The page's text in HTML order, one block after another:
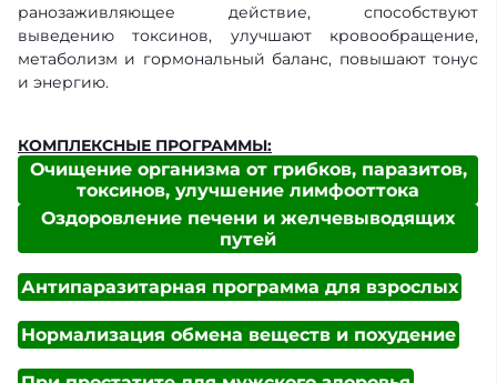
ранозаживляющее действие, способствуют
выведению токсинов, улучшают кровообращение,
метаболизм и гормональный баланс, повышают тонус
и энергию.
КОМПЛЕКСНЫЕ ПРОГРАММЫ:
Очищение организма от грибков, паразитов,
токсинов, улучшение лимфооттока
Оздоровление печени и желчевыводящих
путей
Антипаразитарная программа для взрослых
Нормализация обмена веществ и похудение